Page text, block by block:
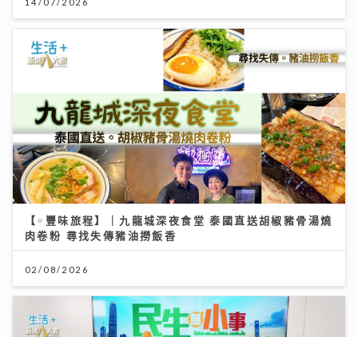
14/07/2026
【#豐味旅程】｜九龍城深夜食堂 泰國直送胡椒豬骨湯燒
肉卷粉 尋找失傳豬油撈飯香
02/08/2026